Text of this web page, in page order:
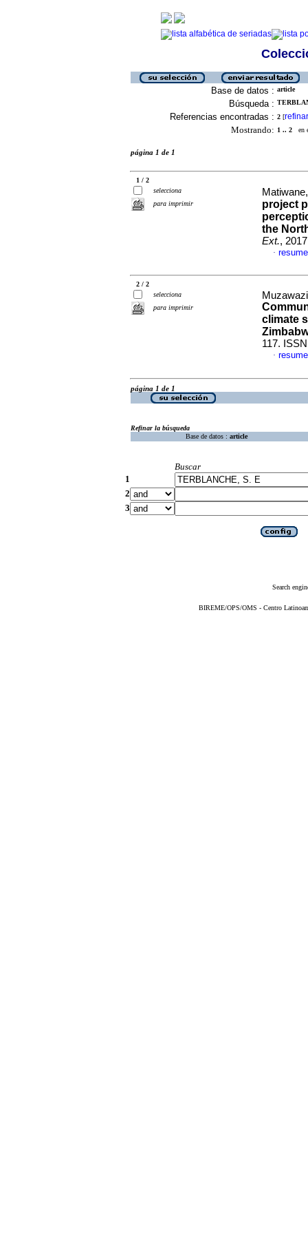
Base de datos : article
Búsqueda :
Referencias encontradas : 2 [refinar
Mostrando: 1 .. 2 en
página 1 de 1
1 / 2
selecciona
para imprimir
project
the
Ext.,
·
2 / 2
selecciona
para imprimir
climate
117.
·
página 1 de 1
Refinar la búsqueda
Base de datos : article
Buscar
1
2
3
Search
BIREME/OPS/OMS - Centro